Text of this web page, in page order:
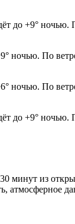
до +9°
ночью. По
ночью. По
до +9°
из
атмосферное